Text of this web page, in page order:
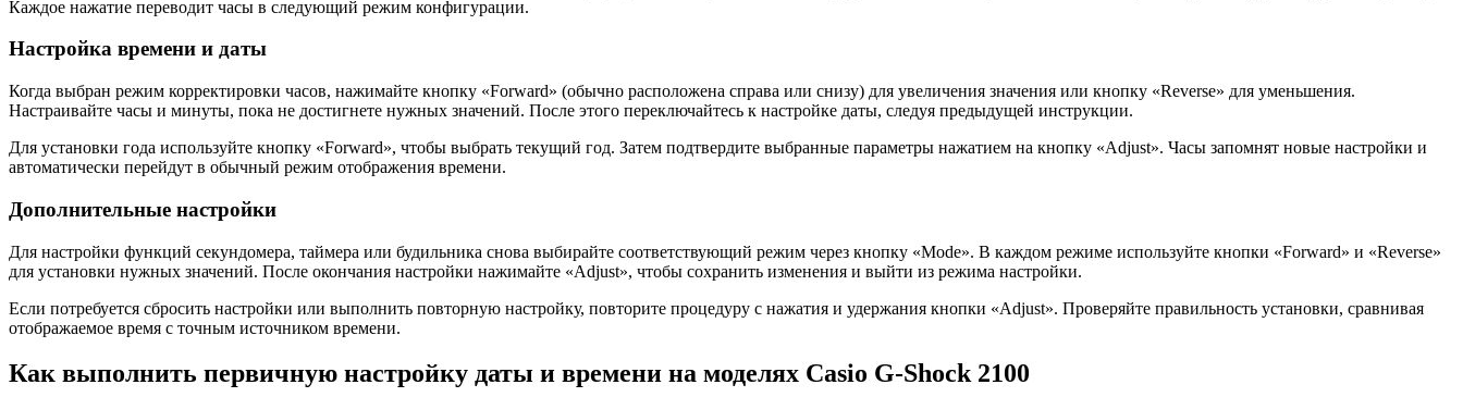
Каждое нажатие переводит часы в следующий режим конфигурации.
Настройка времени и даты
Когда выбран режим корректировки часов, нажимайте кнопку «Forward» (обычно расположена справа или снизу) для увеличения значения или кнопку «Reverse» для уменьшения.
Настраивайте часы и минуты, пока не достигнете нужных значений. После этого переключайтесь к настройке даты, следуя предыдущей инструкции.
Для установки года используйте кнопку «Forward», чтобы выбрать текущий год. Затем подтвердите выбранные параметры нажатием на кнопку «Adjust». Часы запомнят новые настройки и
автоматически перейдут в обычный режим отображения времени.
Дополнительные настройки
Для настройки функций секундомера, таймера или будильника снова выбирайте соответствующий режим через кнопку «Mode». В каждом режиме используйте кнопки «Forward» и «Reverse»
для установки нужных значений. После окончания настройки нажимайте «Adjust», чтобы сохранить изменения и выйти из режима настройки.
Если потребуется сбросить настройки или выполнить повторную настройку, повторите процедуру с нажатия и удержания кнопки «Adjust». Проверяйте правильность установки, сравнивая
отображаемое время с точным источником времени.
Как выполнить первичную настройку даты и времени на моделях Casio G-Shock 2100